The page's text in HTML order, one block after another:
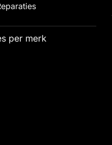
per merk